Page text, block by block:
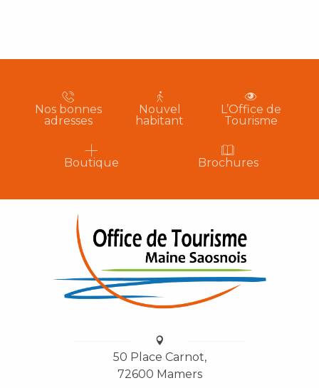
Nos bonnes
adresses
Nouvel
habitant
L’Office de
Tourisme
Boutique Brochures
50 Place Carnot,
72600 Mamers